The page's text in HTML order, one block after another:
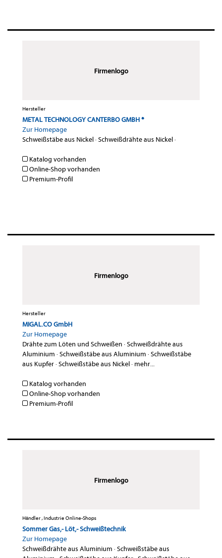
Firmenlogo
Hersteller
METAL TECHNOLOGY CANTERBO GMBH ®
Zur Homepage
Schweißstäbe aus Nickel·Schweißdrähte aus Nickel·
Katalog vorhanden
Online-Shop vorhanden
Premium-Profil
Firmenlogo
Hersteller
MIGAL.CO GmbH
Zur Homepage
Drähte zum Löten und Schweißen ·Schweißdrähte aus
Aluminium ·Schweißstäbe aus Aluminium ·Schweißstäbe
aus Kupfer·Schweißstäbe aus Nickel· mehr...
Katalog vorhanden
Online-Shop vorhanden
Premium-Profil
Firmenlogo
Händler , Industrie Online-Shops
Sommer Gas,- Löt,- Schweißtechnik
Zur Homepage
Schweißdrähte aus Aluminium ·Schweißstäbe aus